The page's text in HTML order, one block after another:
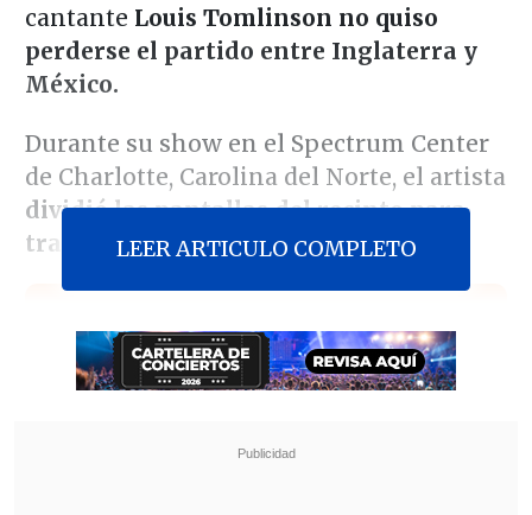
cantante Louis Tomlinson no quiso
perderse el partido entre Inglaterra y
México.
Durante su show en el Spectrum Center
de Charlotte, Carolina del Norte, el artista
dividió las pantallas del recinto para
transmitir encuentro deportivo.
José Antonio Neme protagonizó colisión en
Las Condes
Gallardo y Manu González fueron
LEER ARTICULO COMPLETO